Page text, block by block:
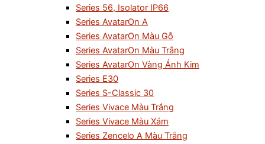
Series 56, Isolator IP66
Series AvatarOn A
Series AvatarOn Màu Gỗ
Series AvatarOn Màu Trắng
Series AvatarOn Vàng Ánh Kim
Series E30
Series S-Classic 30
Series Vivace Màu Trắng
Series Vivace Màu Xám
Series Zencelo A Màu Trắng